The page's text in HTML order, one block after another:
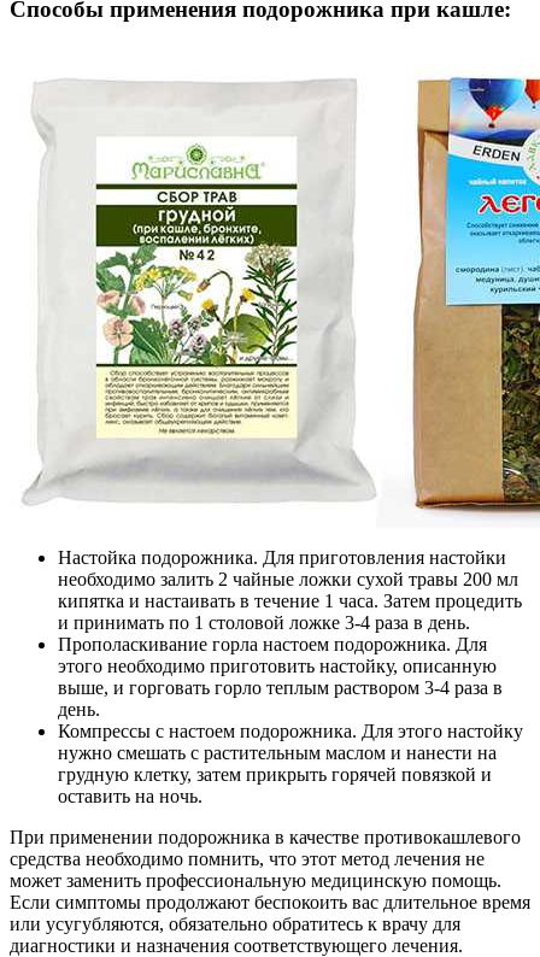
Способы применения подорожника при кашле:
Настойка подорожника. Для приготовления настойки
необходимо залить 2 чайные ложки сухой травы 200 мл
кипятка и настаивать в течение 1 часа. Затем процедить
и принимать по 1 столовой ложке 3-4 раза в день.
Прополаскивание горла настоем подорожника. Для
этого необходимо приготовить настойку, описанную
выше, и горговать горло теплым раствором 3-4 раза в
день.
Компрессы с настоем подорожника. Для этого настойку
нужно смешать с растительным маслом и нанести на
грудную клетку, затем прикрыть горячей повязкой и
оставить на ночь.
При применении подорожника в качестве противокашлевого
средства необходимо помнить, что этот метод лечения не
может заменить профессиональную медицинскую помощь.
Если симптомы продолжают беспокоить вас длительное время
или усугубляются, обязательно обратитесь к врачу для
диагностики и назначения соответствующего лечения.